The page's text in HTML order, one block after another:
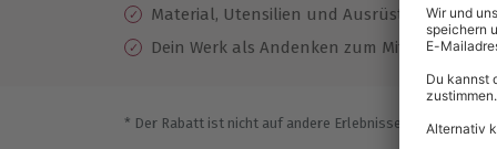
Material, Utensilien und Ausrüstung
Dein Werk als Andenken zum Mitnehmen
* Der Rabatt ist nicht auf andere Erlebnisse bei der